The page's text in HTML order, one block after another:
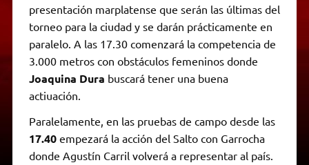
presentación marplatense que serán las últimas del
torneo para la ciudad y se darán prácticamente en
paralelo. A las 17.30 comenzará la competencia de
3.000 metros con obstáculos femeninos donde
Joaquina Dura buscará tener una buena
actiuación.
Paralelamente, en las pruebas de campo desde las
17.40empezará la acción del Salto con Garrocha
donde Agustín Carril volverá a representar al país.